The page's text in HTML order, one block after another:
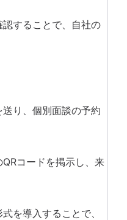
することで、自社の
送り、個別面談の予約
コードを掲示し、来
を導入することで、